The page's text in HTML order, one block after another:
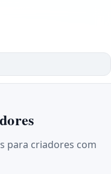
para criadores com